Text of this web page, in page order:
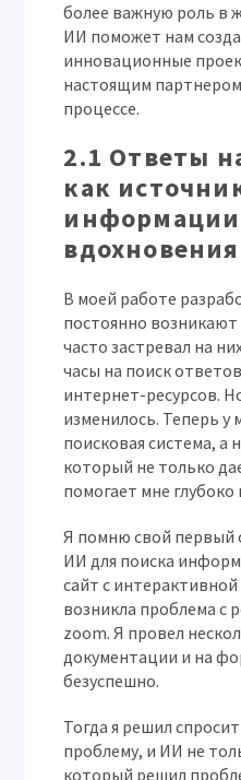
более важную роль в
ИИ поможет нам
инновационные
настоящим
процессе.
2.1 Ответы
как
вдохновения
В моей работе
постоянно
часто застревал на
часы на поиск
интернет-ресурсов.
изменилось. Теперь у
поисковая система,
который не только
помогает мне
Я помню свой первый
ИИ для поиска
сайт с
возникла проблема с
zoom. Я провел
документации и на
безуспешно.
Тогда я решил
проблему, и ИИ не
который решил